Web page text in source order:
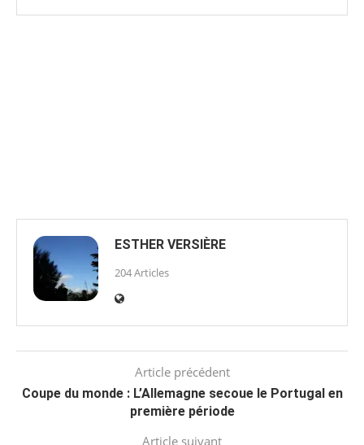
ESTHER VERSIÈRE
204 Articles
Article précédent
Coupe du monde : L’Allemagne secoue le Portugal en
première période
Article suivant